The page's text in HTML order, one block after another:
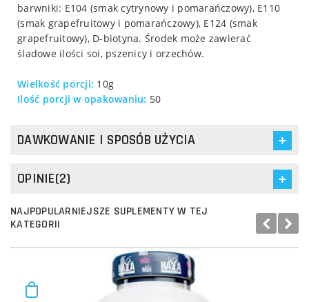
barwniki: E104 (smak cytrynowy i pomarańczowy), E110
(smak grapefruitowy i pomarańczowy), E124 (smak
grapefruitowy), D-biotyna. Środek może zawierać
śladowe ilości soi, pszenicy i orzechów.
Wielkość porcji: 10g
Ilość porcji w opakowaniu: 50
DAWKOWANIE I SPOSÓB UŻYCIA
OPINIE(2)
NAJPOPULARNIEJSZE SUPLEMENTY W TEJ
KATEGORII